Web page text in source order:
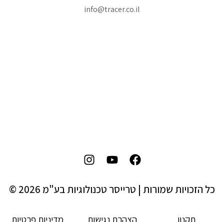
info@tracer.co.il
כל הזכויות שמורות | טרייסר טכנולוגיות בע"מ 2026 ©
תקנון הצהרת נגישות מדיניות פרטיות